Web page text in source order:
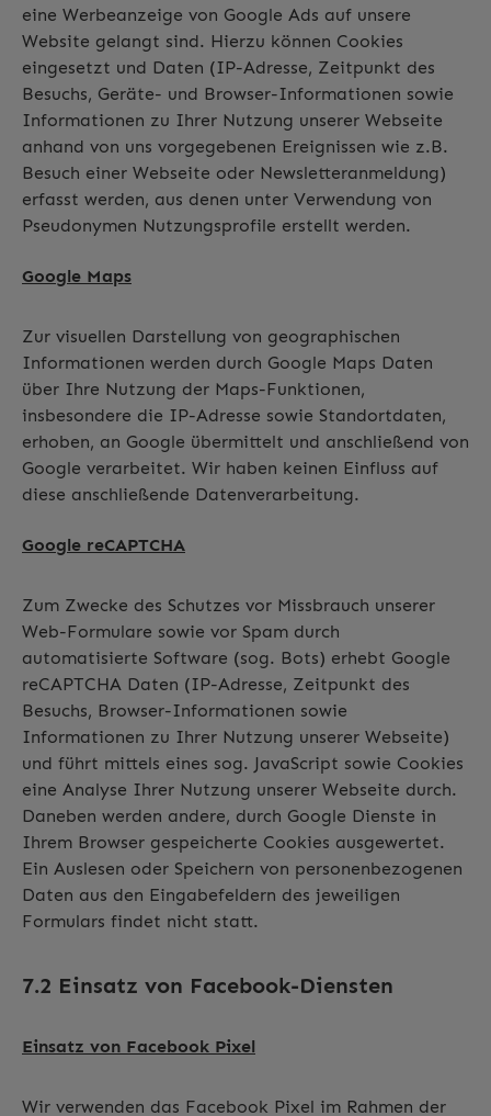
eine Werbeanzeige von Google Ads auf unsere
Website gelangt sind. Hierzu können Cookies
eingesetzt und Daten (IP-Adresse, Zeitpunkt des
Besuchs, Geräte- und Browser-Informationen sowie
Informationen zu Ihrer Nutzung unserer Webseite
anhand von uns vorgegebenen Ereignissen wie z.B.
Besuch einer Webseite oder Newsletteranmeldung)
erfasst werden, aus denen unter Verwendung von
Pseudonymen Nutzungsprofile erstellt werden.
Google Maps
Zur visuellen Darstellung von geographischen
Informationen werden durch Google Maps Daten
über Ihre Nutzung der Maps-Funktionen,
insbesondere die IP-Adresse sowie Standortdaten,
erhoben, an Google übermittelt und anschließend von
Google verarbeitet. Wir haben keinen Einfluss auf
diese anschließende Datenverarbeitung.
Google reCAPTCHA
Zum Zwecke des Schutzes vor Missbrauch unserer
Web-Formulare sowie vor Spam durch
automatisierte Software (sog. Bots) erhebt Google
reCAPTCHA Daten (IP-Adresse, Zeitpunkt des
Besuchs, Browser-Informationen sowie
Informationen zu Ihrer Nutzung unserer Webseite)
und führt mittels eines sog. JavaScript sowie Cookies
eine Analyse Ihrer Nutzung unserer Webseite durch.
Daneben werden andere, durch Google Dienste in
Ihrem Browser gespeicherte Cookies ausgewertet.
Ein Auslesen oder Speichern von personenbezogenen
Daten aus den Eingabefeldern des jeweiligen
Formulars findet nicht statt.
7.2 Einsatz von Facebook-Diensten
Einsatz von Facebook Pixel
Wir verwenden das Facebook Pixel im Rahmen der